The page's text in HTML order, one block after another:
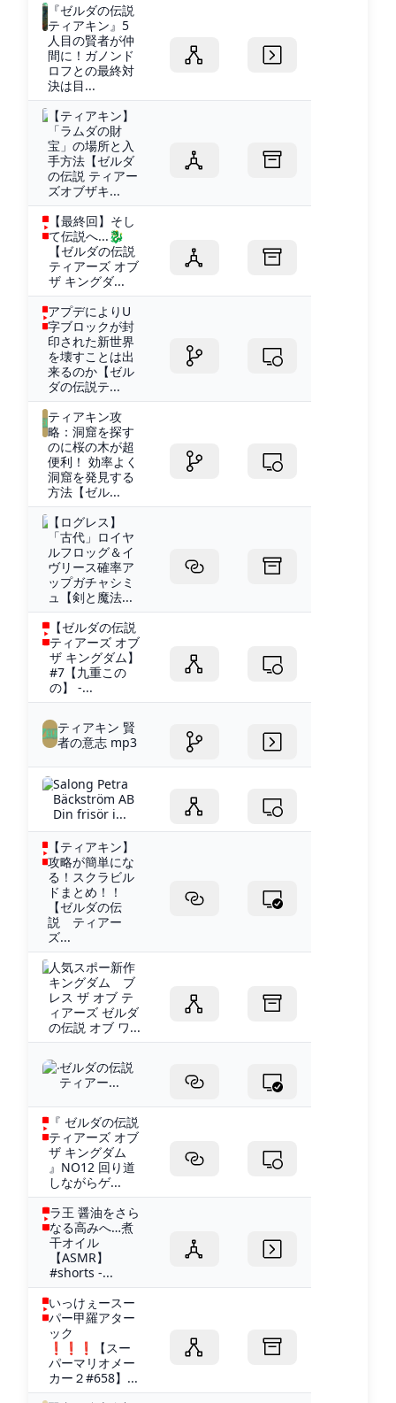
『ゼルダの伝説
ティアキン』5
人目の賢者が仲
間に！ガノンド
ロフとの最終対
決は目...
【ティアキン】
「ラムダの財
宝」の場所と入
手方法【ゼルダ
の伝説 ティアー
ズオブザキ...
【最終回】そし
て伝説へ...🐉
【ゼルダの伝説
ティアーズ オブ
ザ キングダ...
アプデによりU
字ブロックが封
印された新世界
を壊すことは出
来るのか【ゼル
ダの伝説テ...
ティアキン攻
略：洞窟を探す
のに桜の木が超
便利！ 効率よく
洞窟を発見する
方法【ゼル...
【ログレス】
「古代」ロイヤ
ルフロッグ＆イ
ヴリース確率ア
ップガチャシミ
ュ【剣と魔法...
【ゼルダの伝説
ティアーズ オブ
ザ キングダム】
#7【九重この
の】 -...
ティアキン 賢
者の意志 mp3
Salong Petra
Bäckström AB
Din frisör i...
【ティアキン】
攻略が簡単にな
る！スクラビル
ドまとめ！！
【ゼルダの伝
説 ティアー
ズ...
人気スポー新作
キングダム ブ
レス ザ オブ テ
ィアーズ ゼルダ
の伝説 オブ ワ...
ゼルダの伝説
ティアー...
『 ゼルダの伝説
ティアーズ オブ
ザ キングダム
』NO12 回り道
しながらゲ...
ラ王 醤油をさら
なる高みへ…煮
干オイル
【ASMR】
#shorts -...
いっけぇースー
パー甲羅アター
ック
❗️❗️❗️【スー
パーマリオメー
カー２#658】...